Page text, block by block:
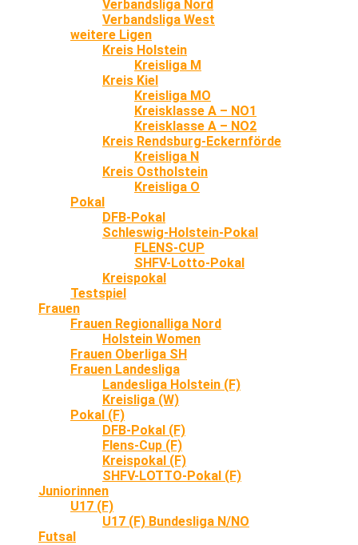
Verbandsliga Nord
Verbandsliga West
weitere Ligen
Kreis Holstein
Kreisliga M
Kreis Kiel
Kreisliga MO
Kreisklasse A – NO1
Kreisklasse A – NO2
Kreis Rendsburg-Eckernförde
Kreisliga N
Kreis Ostholstein
Kreisliga O
Pokal
DFB-Pokal
Schleswig-Holstein-Pokal
FLENS-CUP
SHFV-Lotto-Pokal
Kreispokal
Testspiel
Frauen
Frauen Regionalliga Nord
Holstein Women
Frauen Oberliga SH
Frauen Landesliga
Landesliga Holstein (F)
Kreisliga (W)
Pokal (F)
DFB-Pokal (F)
Flens-Cup (F)
Kreispokal (F)
SHFV-LOTTO-Pokal (F)
Juniorinnen
U17 (F)
U17 (F) Bundesliga N/NO
Futsal